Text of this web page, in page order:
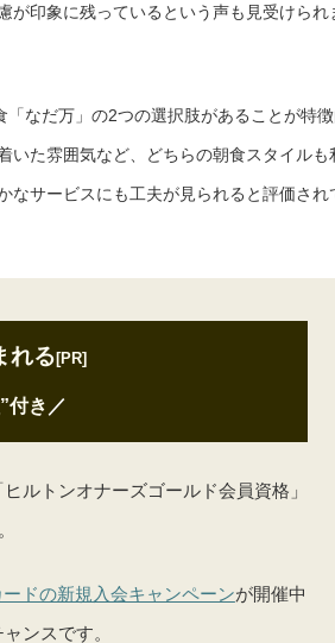
が印象に残っているという声も見受けられ
なだ万」の2つの選択肢があることが特
た雰囲気など、どちらの朝食スタイルも
なサービスにも工夫が見られると評価され
れる[PR]
付き ／
ルトンオナーズゴールド会員資格」
。
ドの新規入会キャンペーンが開催中
ンスです。